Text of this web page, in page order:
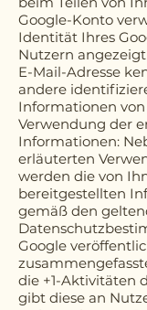
Google-Konto
Identität Ihres
Nutzern
E-Mail-Adresse
andere
Informationen
Verwendung der
Informationen:
erläuterten
werden die von
bereitgestellten
gemäß den
Google
die +1-Aktivitäten
gibt diese an